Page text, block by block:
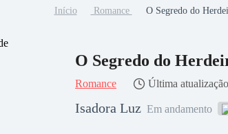
LGBTQ+
Início Romance O Segredo do
O Segredo do
Romance Última
Isadora Luz Em andamento